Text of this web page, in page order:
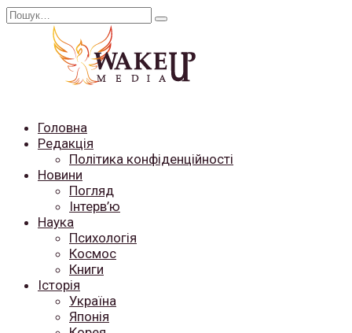
Перейти
Search
Головна
Редакція
Політика конфіденційності
Новини
Погляд
Інтерв’ю
Наука
Психологія
Космос
Книги
Історія
Україна
Японія